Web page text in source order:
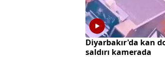
Diyarbakır'da kan
saldırı kamerada